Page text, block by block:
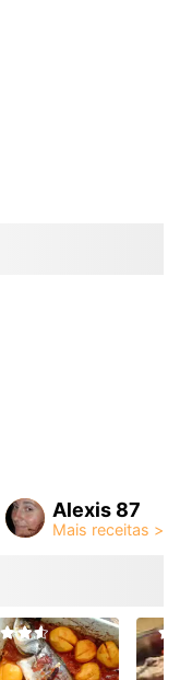
Alexis 87